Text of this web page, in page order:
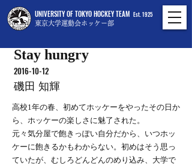
UNIVERSITY OF TOKYO HOCKEY TEAM
東京大学運動会ホッケー部
Est. 1925
Stay hungry
2016-10-12
磯田 知輝
高校1年の春、初めてホッケーをやったその日か
ら、ホッケーの楽しさに魅了された。
元々気分屋で飽きっぽい自分だから、いつホッ
ケーに飽きるかもわからない。初めはそう思っ
ていたが、むしろどんどんのめり込み、大学で